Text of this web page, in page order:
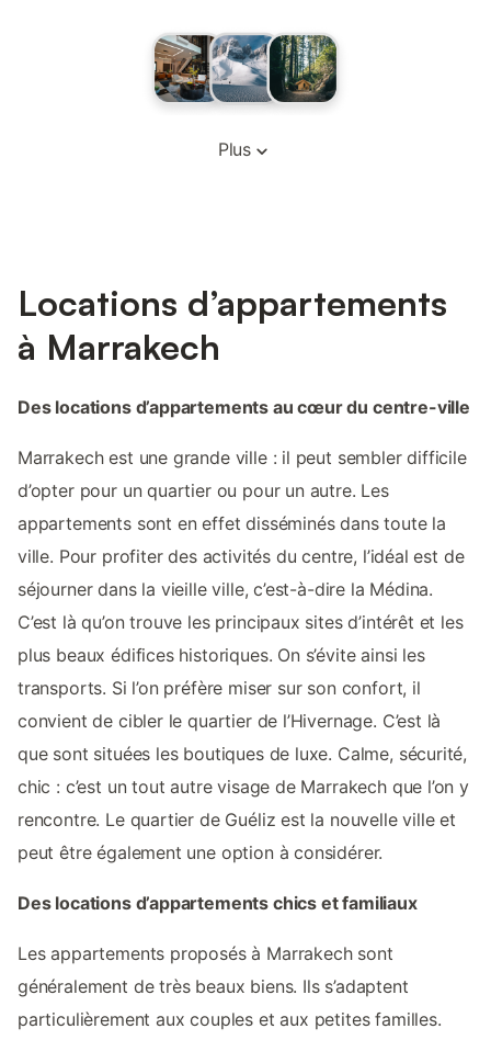
Plus
Locations d’appartements
à Marrakech
Des locations d’appartements au cœur du centre-ville
Marrakech est une grande ville : il peut sembler difficile
d’opter pour un quartier ou pour un autre. Les
appartements sont en effet disséminés dans toute la
ville. Pour profiter des activités du centre, l’idéal est de
séjourner dans la vieille ville, c’est-à-dire la Médina.
C’est là qu’on trouve les principaux sites d’intérêt et les
plus beaux édifices historiques. On s’évite ainsi les
transports. Si l’on préfère miser sur son confort, il
convient de cibler le quartier de l’Hivernage. C’est là
que sont situées les boutiques de luxe. Calme, sécurité,
chic : c’est un tout autre visage de Marrakech que l’on y
rencontre. Le quartier de Guéliz est la nouvelle ville et
peut être également une option à considérer.
Des locations d’appartements chics et familiaux
Les appartements proposés à Marrakech sont
généralement de très beaux biens. Ils s’adaptent
particulièrement aux couples et aux petites familles.